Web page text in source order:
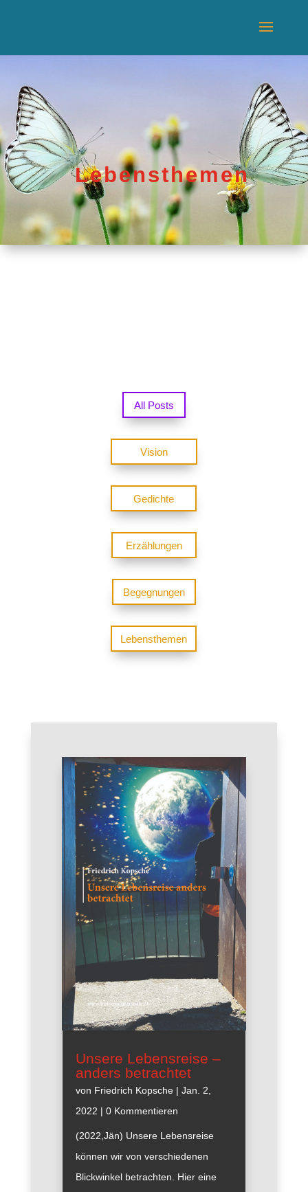
Lebensthemen
All Posts
Vision
Gedichte
Erzählungen
Begegnungen
Lebensthemen
Unsere Lebensreise –
anders betrachtet
von Friedrich Kopsche| Jan. 2,
2022 | 0 Kommentieren
(2022,Jän) Unsere Lebensreise
können wir von verschiedenen
Blickwinkel betrachten. Hier eine